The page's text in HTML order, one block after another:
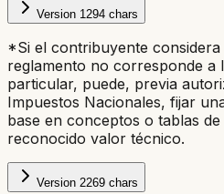
Version 1294 chars
*Si el contribuyente
reglamento no corresponde a
particular, puede, previa
Impuestos Nacionales, fijar
base en conceptos o tablas
reconocido valor técnico.
Version 2269 chars